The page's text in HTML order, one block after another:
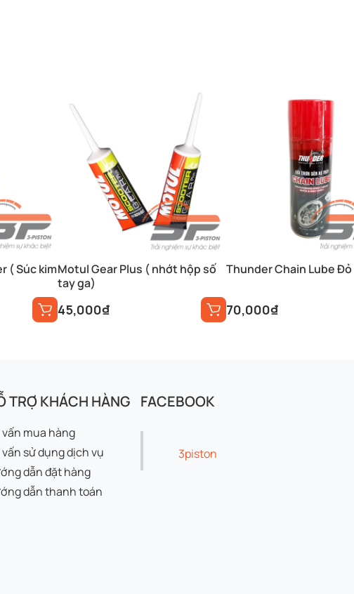
( Súc kimMotul Gear Plus ( nhớt hộp số
tay ga)
45,000₫
Thunder Chain Lube
70,000₫
TRỢ KHÁCH HÀNG
mua hàng
sử dụng dịch vụ
dẫn đặt hàng
dẫn thanh toán
FACEBOOK
3piston